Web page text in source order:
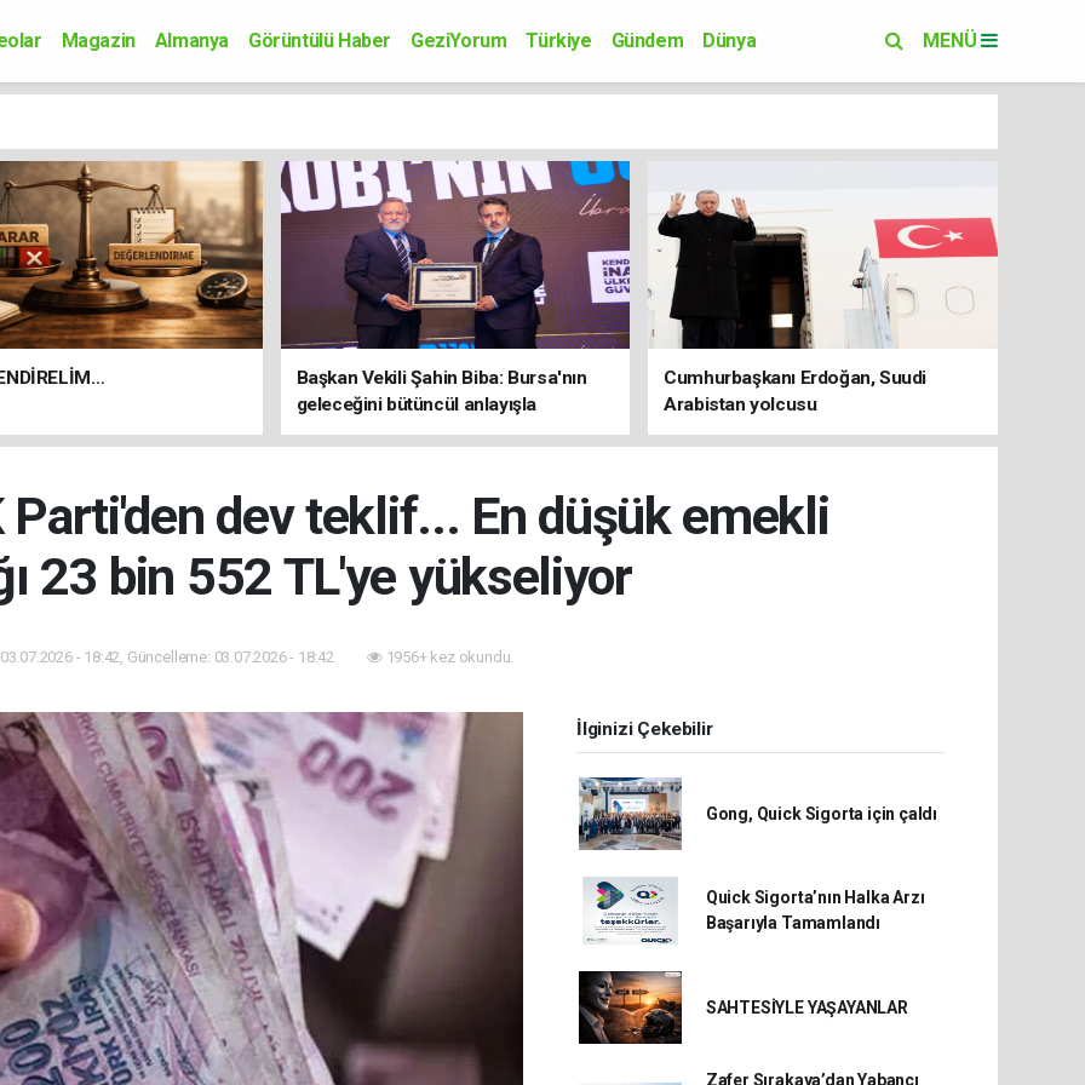
Magazin Almanya Görüntülü Haber GeziYorum Türkiye Gündem
Dünya
MENÜ
Başkan Vekili Şahin Biba: Bursa'nın
geleceğini bütüncül anlayışla
planlıyoruz
Cumhurbaşkanı Erdoğan, Suudi
Arabistan yolcusu
Parti'den dev teklif... En düşük emekli
23 bin 552 TL'ye yükseliyor
03.07.2026 - 18:42, Güncelleme: 03.07.2026 - 18:42 1956+ kez okundu.
İlginizi Çekebilir
Gong, Quick Sigorta için çaldı
Quick Sigorta’nın Halka Arzı
Başarıyla Tamamlandı
SAHTESİYLE YAŞAYANLAR
Zafer Sırakaya’dan Yabancı